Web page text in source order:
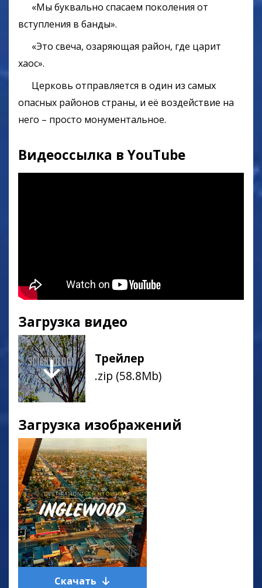
«Мы буквально спасаем поколения от
вступления в банды».
«Это свеча, озаряющая район, где царит
хаос».
Церковь отправляется в один из самых
опасных районов страны, и её воздействие на
него – просто монументальное.
Видеоссылка в YouTube
Загрузка видео
Трейлер
.zip (58.8Mb)
Загрузка изображений
Скачать